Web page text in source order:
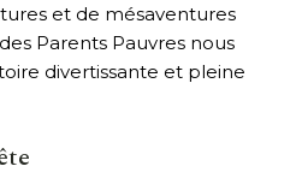
et de mésaventures
Parents Pauvres nous
divertissante et pleine